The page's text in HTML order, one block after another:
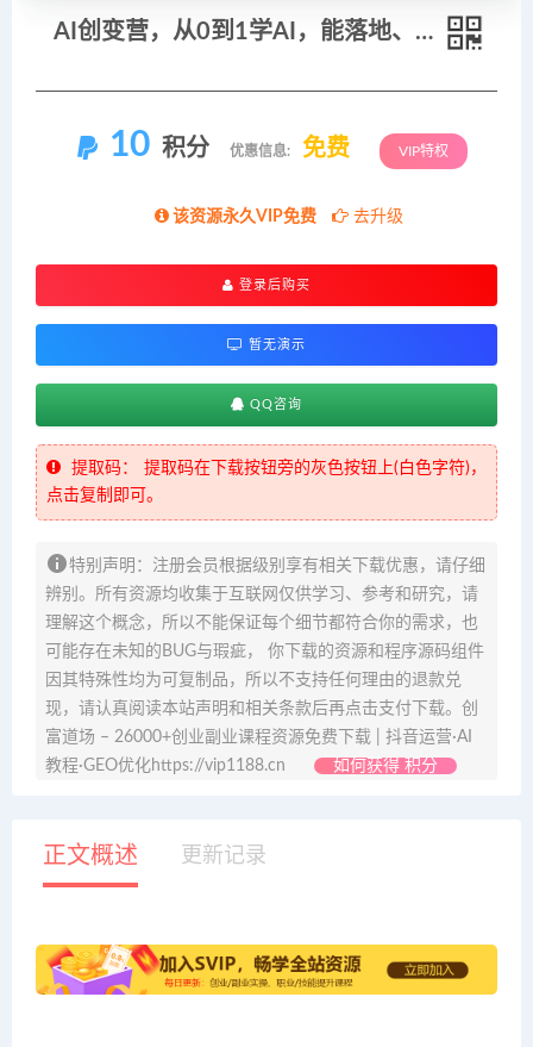
AI创变营，从0到1学AI，能落地、能賺米的全场景实战课（更新5月）
10 积分 优惠信息: 免费 VIP特权
该资源永久VIP免费 去升级
登录后购买
暂无演示
QQ咨询
提取码：
提取码在下载按钮旁的灰色按钮上(白色字符)，
点击复制即可。
特别声明：注册会员根据级别享有相关下载优惠，请仔细
辨别。所有资源均收集于互联网仅供学习、参考和研究，请
理解这个概念，所以不能保证每个细节都符合你的需求，也
可能存在未知的BUG与瑕疵， 你下载的资源和程序源码组件
因其特殊性均为可复制品，所以不支持任何理由的退款兑
现，请认真阅读本站声明和相关条款后再点击支付下载。创
富道场 – 26000+创业副业课程资源免费下载 | 抖音运营·AI
教程·GEO优化https://vip1188.cn
如何获得 积分
正文概述 更新记录